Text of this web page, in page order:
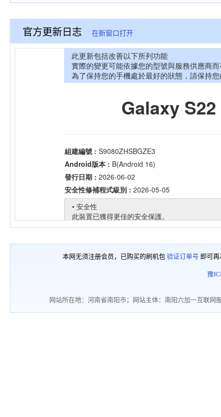
官方更新日志 在新窗口打开
本网无须注册会员，已购买的刷机包 验证订单号 即可
豫
网站所在地：河南省南阳市；网站主体：南阳六加一互联